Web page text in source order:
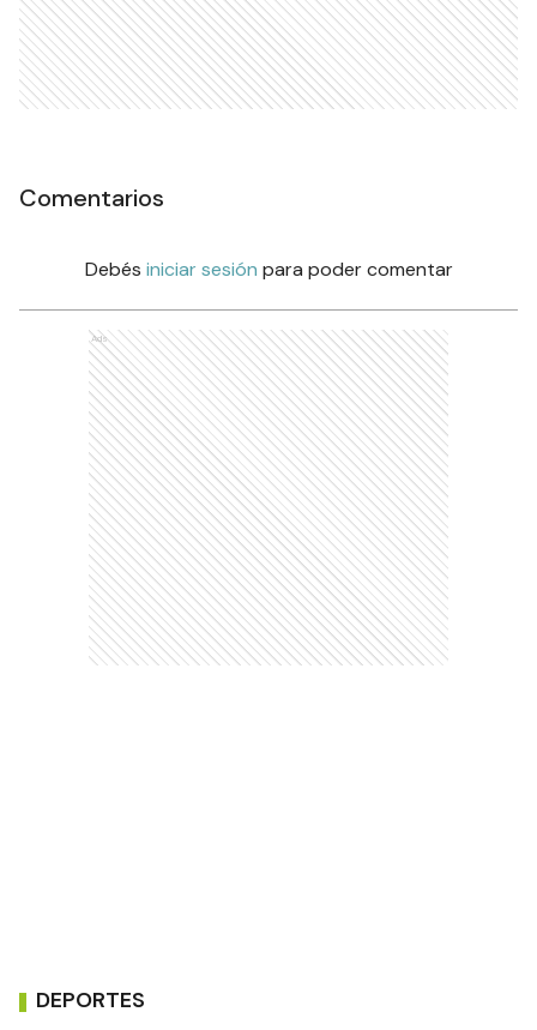
Comentarios
Debés iniciar sesión para poder comentar
Ads
DEPORTES